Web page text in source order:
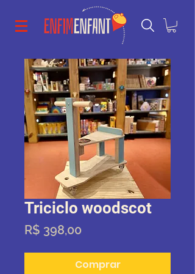
Triciclo woodscot
R$ 398,00Preço
Comprar